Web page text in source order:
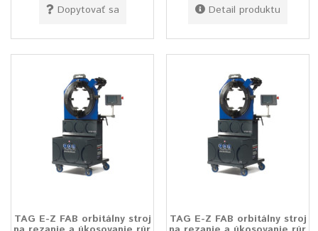
Dopytovať sa
Detail produktu
TAG E-Z FAB orbitálny stroj TAG E-Z FAB orbitálny stroj